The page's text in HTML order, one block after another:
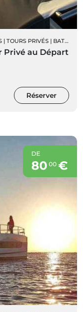
| TOURS PRIVÉS | BATEAUX À VOILE PRIVÉS
Privé au Départ
Réserver
DE
80 00€